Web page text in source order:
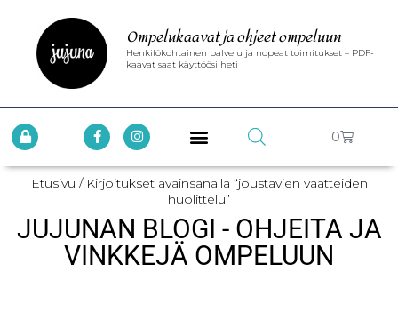
Ompelukaavat ja ohjeet ompeluun
Henkilökohtainen palvelu ja nopeat toimitukset – PDF-
kaavat saat käyttöösi heti
0
Etusivu / Kirjoitukset avainsanalla “joustavien vaatteiden
huolittelu”
JUJUNAN BLOGI - OHJEITA JA
VINKKEJÄ OMPELUUN